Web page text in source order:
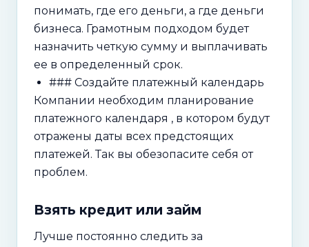
понимать, где его деньги, а где деньги
бизнеса. Грамотным подходом будет
назначить четкую сумму и выплачивать
ее в определенный срок.
### Создайте платежный календарь
Компании необходим планирование
платежного календаря , в котором будут
отражены даты всех предстоящих
платежей. Так вы обезопасите себя от
проблем.
Взять кредит или займ
Лучше постоянно следить за